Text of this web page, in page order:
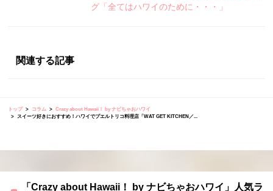
グ「全てはハワイのために・・・」
関連する記事
トップ コラム
Crazy about Hawaii！ by ナビちゃおハワイ
スイーツ好きにおすすめ！ハワイでプエルトリコ料理店「WAT GET KITCHEN／...
「Crazy about Hawaii！ by ナビちゃおハワイ」人気ラ